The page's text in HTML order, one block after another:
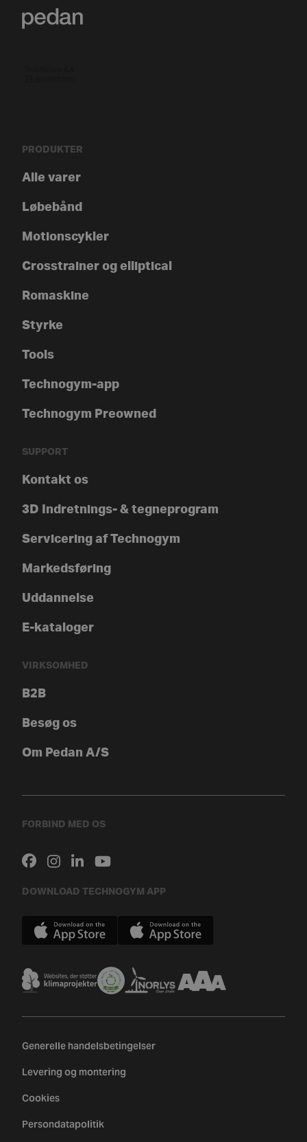
PRODUKTER
Alle varer
Løbebånd
Motionscykler
Crosstrainer og elliptical
Romaskine
Styrke
Tools
Technogym-app
Technogym Preowned
SUPPORT
Kontakt os
3D Indretnings- & tegneprogram
Servicering af Technogym
Markedsføring
Uddannelse
E-kataloger
VIRKSOMHED
B2B
Besøg os
Om Pedan A/S
FORBIND MED OS
DOWNLOAD TECHNOGYM APP
Generelle handelsbetingelser
Levering og montering
Cookies
Persondatapolitik